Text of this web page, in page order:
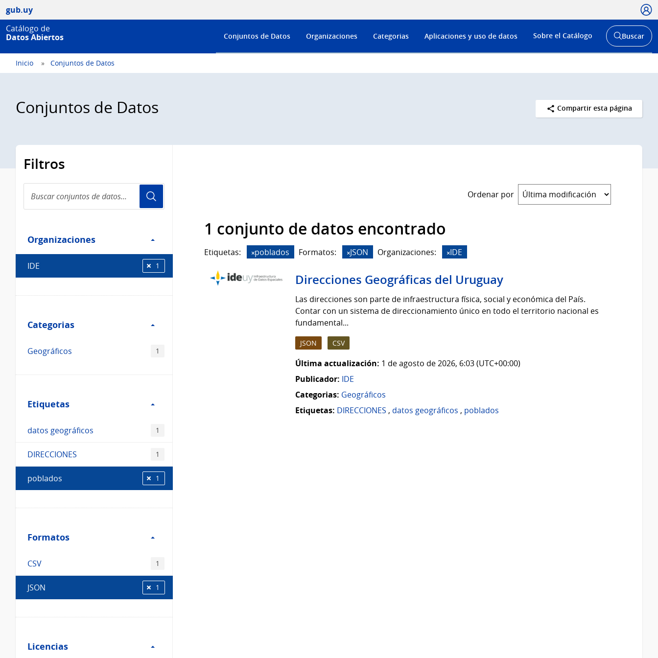
gub.uy
Catálogo de
Datos Abiertos
Menú
de
Conjuntos de Datos Organizaciones Categorias Aplicaciones y uso de datos Sobre el Catálogo
Abrir
buscador
Buscar
Inicio Conjuntos de Datos
Conjuntos de Datos Compartir esta página
Filtros
conjuntos
de
Organizaciones
Organizaciones
IDE 1
Categorias
Categorias
Geográficos 1
Etiquetas
Etiquetas
datos geográficos 1
DIRECCIONES 1
poblados 1
Formatos
Formatos
CSV 1
JSON 1
Licencias
Licencias
Ordenar por
1 conjunto de datos encontrado
Etiquetas: poblados Formatos: JSON Organizaciones: IDE
Direcciones Geográficas del Uruguay
Las direcciones son parte de infraestructura física, social y económica del País.
Contar con un sistema de direccionamiento único en todo el territorio nacional es
fundamental...
JSON CSV
Última actualización: 1 de agosto de 2026, 6:03 (UTC+00:00)
Publicador: IDE
Categorias: Geográficos
Etiquetas: DIRECCIONES , datos geográficos , poblados